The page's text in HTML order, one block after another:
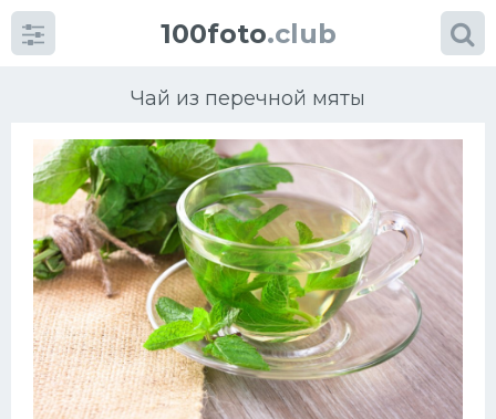
100foto.club
Чай из перечной мяты
Категориикартинок
Супы
Мясные блюда
Печенье